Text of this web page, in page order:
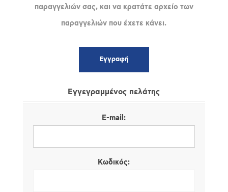
παραγγελιών σας, και να κρατάτε αρχείο των
παραγγελιών που έχετε κάνει.
Εγγεγραμμένος πελάτης
E-mail:
Κωδικός: